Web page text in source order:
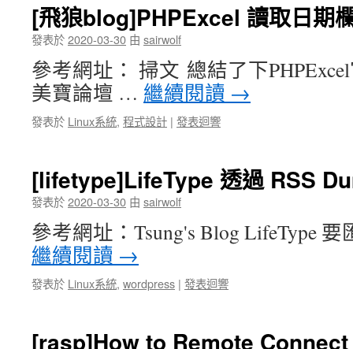
[飛狼blog]PHPExcel 讀取日期
發表於2020-03-30 由 sairwolf
參考網址： 掃文 總結了下
美寶論壇 … 繼續閱讀 →
發表於 Linux系統, 程式設計 | 發表迴響
[lifetype]LifeType 透過 RSS
發表於2020-03-30 由 sairwolf
參考網址：Tsung's Blog LifeType
繼續閱讀 →
發表於 Linux系統, wordpress | 發表迴響
[rasp]How to Remote